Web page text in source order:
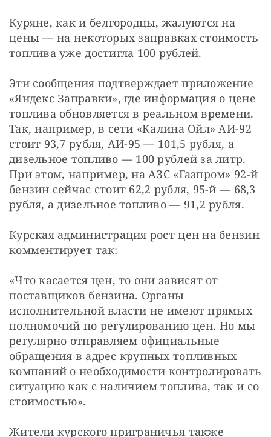
Куряне, как и белгородцы, жалуются на
цены — на некоторых заправках стоимость
топлива уже достигла 100 рублей.
Эти сообщения подтверждает приложение
«Яндекс Заправки», где информация о цене
топлива обновляется в реальном времени.
Так, например, в сети «Калина Ойл» АИ-92
стоит 93,7 рубля, АИ-95 — 101,5 рубля, а
дизельное топливо — 100 рублей за литр.
При этом, например, на АЗС «Газпром» 92-й
бензин сейчас стоит 62,2 рубля, 95-й — 68,3
рубля, а дизельное топливо — 91,2 рубля.
Курская администрация рост цен на бензин
комментирует так:
«Что касается цен, то они зависят от
поставщиков бензина. Органы
исполнительной власти не имеют прямых
полномочий по регулированию цен. Но мы
регулярно отправляем официальные
обращения в адрес крупных топливных
компаний о необходимости контролировать
ситуацию как с наличием топлива, так и со
стоимостью».
Жители курского приграничья также